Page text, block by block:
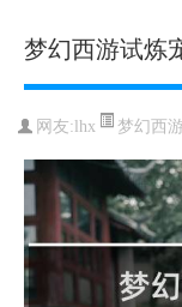
梦幻西游试炼
网友: lhx 梦幻西游